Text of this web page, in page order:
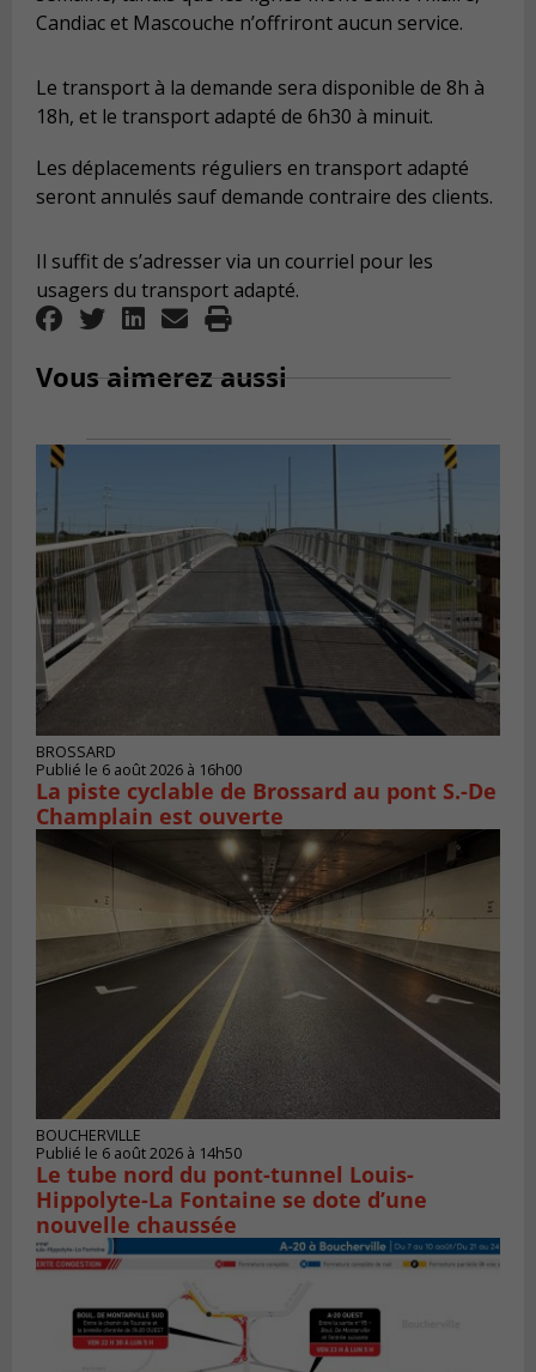
Candiac et Mascouche n’offriront aucun service.
Le transport à la demande sera disponible de 8h à
18h, et le transport adapté de 6h30 à minuit.
Les déplacements réguliers en transport adapté
seront annulés sauf demande contraire des clients.
Il suffit de s’adresser via un courriel pour les
usagers du transport adapté.
Vous aimerez aussi
BROSSARD
Publié le 6 août 2026 à 16h00
La piste cyclable de Brossard au pont S.-De
Champlain est ouverte
BOUCHERVILLE
Publié le 6 août 2026 à 14h50
Le tube nord du pont-tunnel Louis-
Hippolyte-La Fontaine se dote d’une
nouvelle chaussée